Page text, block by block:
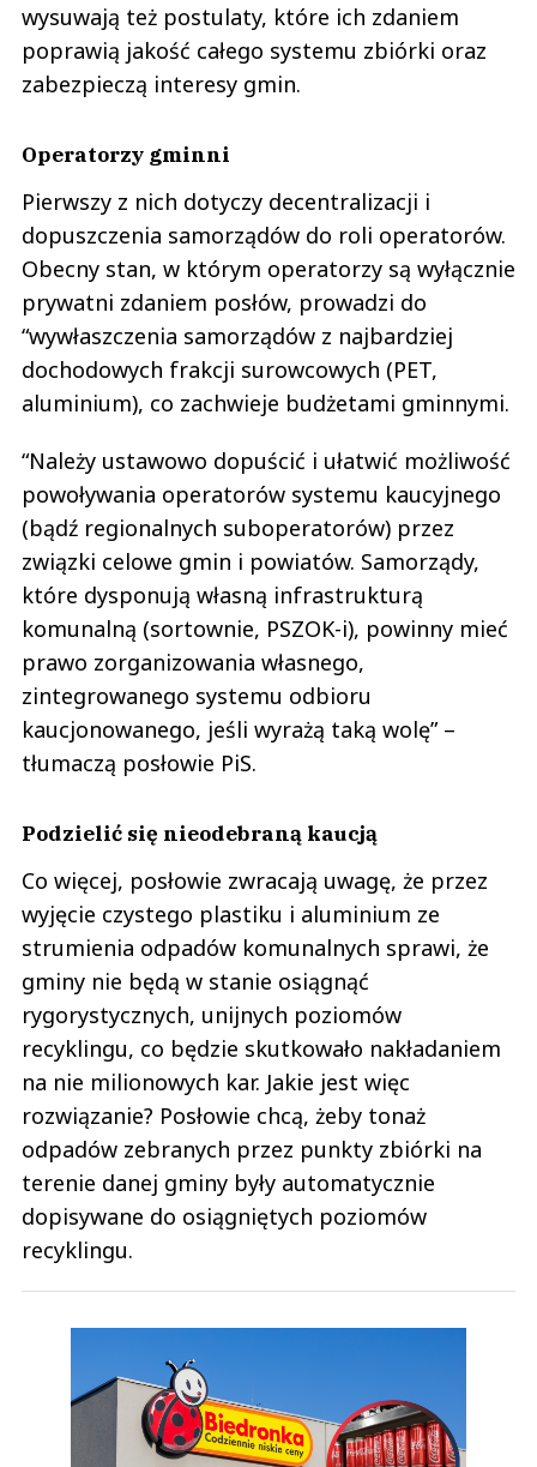
wysuwają też postulaty, które ich zdaniem
poprawią jakość całego systemu zbiórki oraz
zabezpieczą interesy gmin.
Operatorzy gminni
Pierwszy z nich dotyczy decentralizacji i
dopuszczenia samorządów do roli operatorów.
Obecny stan, w którym operatorzy są wyłącznie
prywatni zdaniem posłów, prowadzi do
“wywłaszczenia samorządów z najbardziej
dochodowych frakcji surowcowych (PET,
aluminium), co zachwieje budżetami gminnymi.
“Należy ustawowo dopuścić i ułatwić możliwość
powoływania operatorów systemu kaucyjnego
(bądź regionalnych suboperatorów) przez
związki celowe gmin i powiatów. Samorządy,
które dysponują własną infrastrukturą
komunalną (sortownie, PSZOK-i), powinny mieć
prawo zorganizowania własnego,
zintegrowanego systemu odbioru
kaucjonowanego, jeśli wyrażą taką wolę” –
tłumaczą posłowie PiS.
Podzielić się nieodebraną kaucją
Co więcej, posłowie zwracają uwagę, że przez
wyjęcie czystego plastiku i aluminium ze
strumienia odpadów komunalnych sprawi, że
gminy nie będą w stanie osiągnąć
rygorystycznych, unijnych poziomów
recyklingu, co będzie skutkowało nakładaniem
na nie milionowych kar. Jakie jest więc
rozwiązanie? Posłowie chcą, żeby tonaż
odpadów zebranych przez punkty zbiórki na
terenie danej gminy były automatycznie
dopisywane do osiągniętych poziomów
recyklingu.